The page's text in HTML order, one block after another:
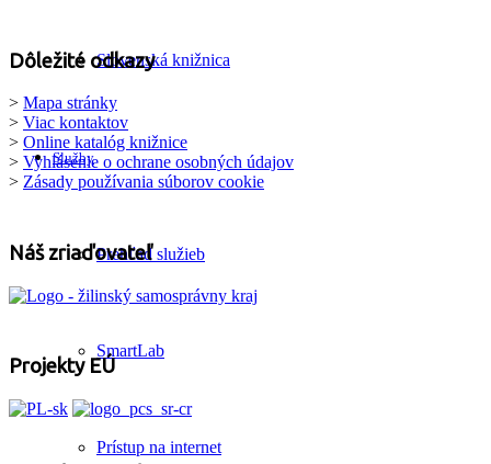
Slovenská knižnica
Služby
Prehľad služieb
SmartLab
Prístup na internet
Dôležité odkazy
> Mapa stránky
> Viac kontaktov
> Online katalóg knižnice
> Vyhlásenie o ochrane osobných údajov
> Zásady používania súborov cookie
Náš zriaďovateľ
Projekty EÚ